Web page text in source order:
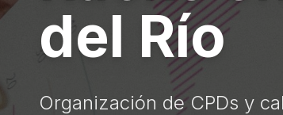
del Río
Organización de CPDs y